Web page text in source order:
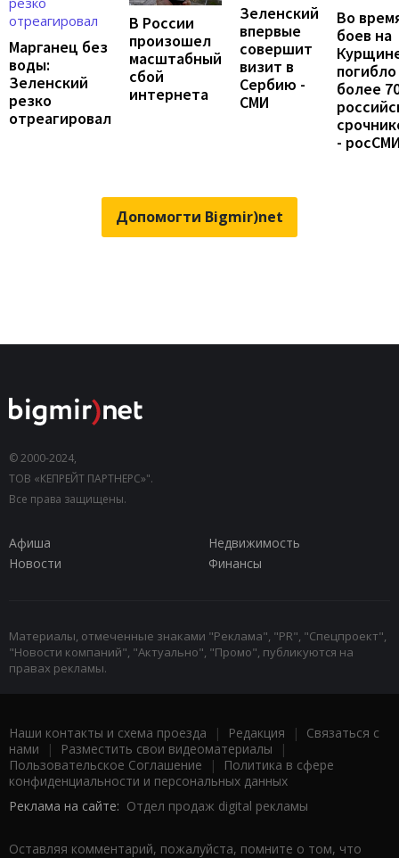
Марганец без
воды:
Зеленский
резко
отреагировал
В России
произошел
масштабный
сбой
интернета
Зеленский
впервые
совершит
визит в
Сербию -
СМИ
Во
боев на
погибло
более
-
Допомогти Bigmir)net
© 2000-2024,
ТОВ «КЕПРЕЙТ ПАРТНЕРС»".
Все права защищены.
Афиша
Недвижимость
Новости
Финансы
Материалы, отмеченные знаками "Реклама", "PR", "Спецпроект",
"Новости компаний", "Актуально", "Промо", публикуются на
правах рекламы.
Наши контакты и схема проезда | Редакция | Связаться с
нами | Разместить свои видеоматериалы |
Пользовательское Соглашение |
Политика в сфере
конфиденциальности и персональных данных
Реклама на сайте: Отдел продаж digital рекламы
Оставляя комментарий, пожалуйста, помните о том, что